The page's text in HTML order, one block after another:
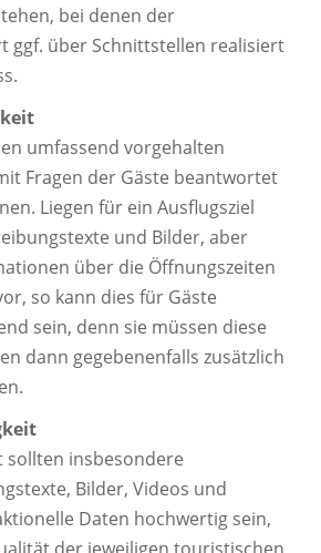
bei denen der
ggf. über Schnittstellen realisiert
umfassend vorgehalten
Fragen der Gäste beantwortet
Liegen für ein Ausflugsziel
und Bilder, aber
über die Öffnungszeiten
so kann dies für Gäste
sein, denn sie müssen diese
dann gegebenenfalls zusätzlich
sollten insbesondere
Bilder, Videos und
Daten hochwertig sein,